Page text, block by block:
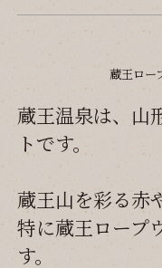
蔵王ロー
蔵王温泉は、山
トです。
蔵王山を彩る赤
特に蔵王ロープ
す。